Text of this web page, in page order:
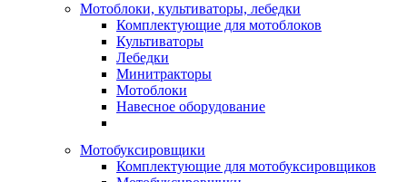
Мотоблоки, культиваторы, лебедки
Комплектующие для мотоблоков
Культиваторы
Лебедки
Минитракторы
Мотоблоки
Навесное оборудование
Мотобуксировщики
Комплектующие для мотобуксировщиков